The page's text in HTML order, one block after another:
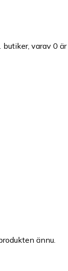
varav 0
ännu.